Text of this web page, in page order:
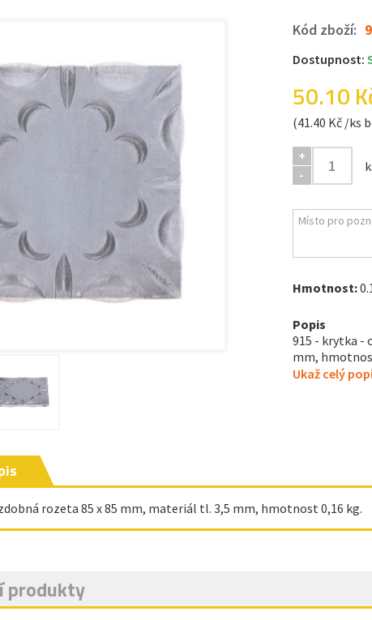
Kód zboží:
Dostupnost:
50.10
(41.40 Kč /ks
+
-
Hmotnost:
Popis
915 - krytka -
mm,
Ukaž celý
rozeta 85 x 85 mm, materiál tl. 3,5 mm, hmotnost 0,16 kg.
produkty